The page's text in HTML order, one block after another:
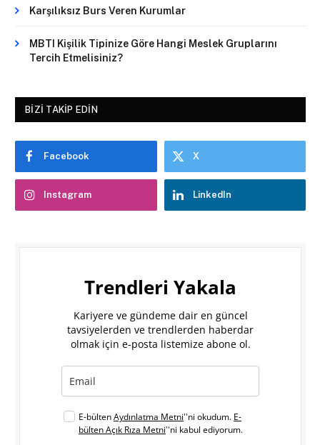
Karşılıksız Burs Veren Kurumlar
MBTI Kişilik Tipinize Göre Hangi Meslek Gruplarını
Tercih Etmelisiniz?
BIZI TAKIP EDIN
Facebook X
Instagram LinkedIn
Trendleri Yakala
Kariyere ve gündeme dair en güncel
tavsiyelerden ve trendlerden haberdar
olmak için e-posta listemize abone ol.
E-bültenAydınlatma Metni''ni okudum. E-
bülten Açık Rıza Metni''ni kabul ediyorum.